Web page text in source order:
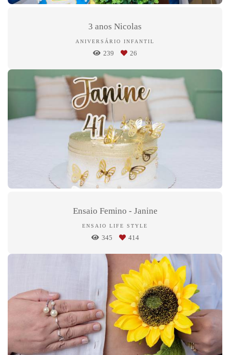
3 anos Nicolas
ANIVERSÁRIO INFANTIL
239 26
Ensaio Femino - Janine
ENSAIO LIFE STYLE
345 414